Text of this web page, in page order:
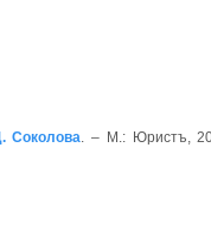
Соколова. – М.: Юристъ,